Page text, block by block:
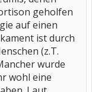
geholfen
auf einen
ist durch
(z.T.
wurde
wohl eine